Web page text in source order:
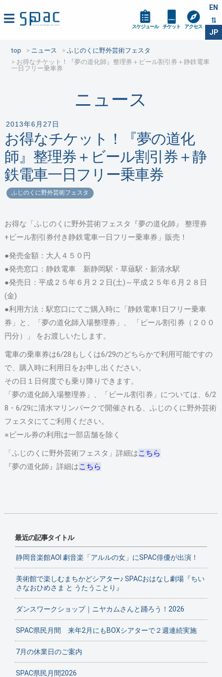
EN
JP
スケジュール チケット アクセス
top ニュース
ふじのくに野外芸術フェスタ
お得なチケット！『夢の道化師』整理券＋ビール割引券＋静鉄電車
一日フリー乗車券
ニュース
2013年6月27日
お得なチケット！『夢の道化
師』整理券＋ビール割引券＋静
鉄電車一日フリー乗車券
ふじのくに野外芸術フェスタ
お得な「ふじのくに野外芸術フェスタ『夢の道化師』 整理券
+ビール割引券付き静鉄電車一日フリー乗車券」販売！
●発売金額：大人４５０円
●発売窓口：静鉄電車 新静岡駅・草薙駅・新清水駅
●発売日：平成２５年６月２２日(土)～平成２５年６月２８日
(金)
●利用方法：駅窓口にてご購入時に「静鉄電車1日フリー乗車
券」と、「夢の道化師入場整理券」、 「ビール割引券（２００
円分）」 をお渡しいたします。
電車の乗車券は6/28もしくは6/29のどちらかで利用可能ですの
で、購入時に利用日をお申し出ください。
その日１日何度でも乗り降りできます。
「夢の道化師入場整理券」、「ビール割引券」については、6/2
8・6/29に清水マリンパークで開催される、ふじのくに野外芸術
フェスタにてご利用ください。
※ビール券の利用は一部店舗を除く
「ふじのくに野外芸術フェスタ」詳細はこちら
『夢の道化師』詳細はこちら
最近の記事タイトル
静岡音楽館AOI 劇音楽「アルルの女」にSPAC俳優が出演！
美術館で楽しむまちかどシアター♪ SPACおはなし劇場『ちい
さなおひめさま と うたうことり』
ダンスワークショップ｜ニヤカムさんと踊ろう！2026
SPAC県民月間 来年2月にもBOXシアターで２週連続実施
7月の休業日のご案内
SPAC県民月間2026